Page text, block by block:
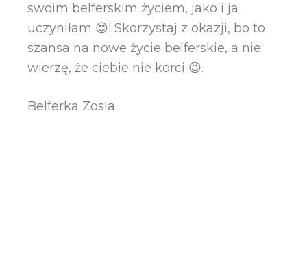
swoim belferskim życiem, jako i ja
uczyniłam 😍! Skorzystaj z okazji, bo to
szansa na nowe życie belferskie, a nie
wierzę, że ciebie nie korci 😉.
Belferka Zosia